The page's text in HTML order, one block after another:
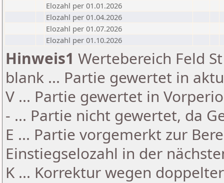
Elozahl per 01.01.2026
Elozahl per 01.04.2026
Elozahl per 01.07.2026
Elozahl per 01.10.2026
Hinweis1 Wertebereich Feld
blank ... Partie gewertet in
V ... Partie gewertet in
- ... Partie nicht gewertet, da
E ... Partie vorgemerkt zur
Einstiegselozahl in der
K ... Korrektur wegen